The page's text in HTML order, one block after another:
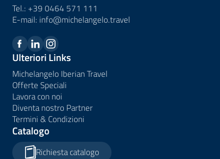
Tel.: +39 0464 571 111
E-mail: info@michelangelo.travel
Ulteriori Links
Michelangelo Iberian Travel
Offerte Speciali
Lavora con noi
Diventa nostro Partner
Termini & Condizioni
Catalogo
Richiesta catalogo